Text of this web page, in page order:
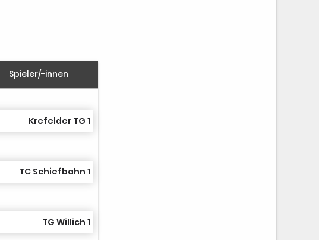
Spieler/-innen
Krefelder TG 1
TC Schiefbahn 1
TG Willich 1